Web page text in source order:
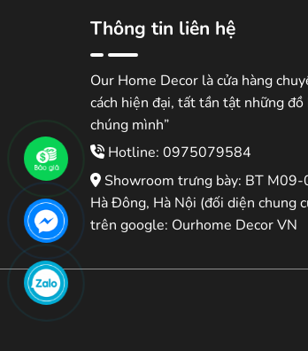
Thông tin liên hệ
Our Home Decor là cửa hàng
cách hiện đại, tất tần tật những đồ
chúng mình”
Hotline: 0975079584
Showroom trưng bày: BT
Hà Đông, Hà Nội (đối diện chung
trên google: Ourhome Decor VN